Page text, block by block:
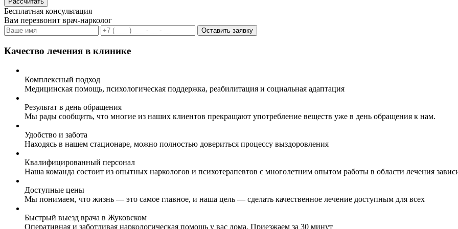
Бесплатная консультация
Вам перезвонит врач-нарколог
Оставить заявку
Качество лечения в клинике
Комплексный подход
Медицинская помощь, психологическая поддержка, реабилитация и социальная адаптация
Результат в день обращения
Мы рады сообщить, что многие из наших клиентов прекращают употребление веществ уже в день обращения к нам.
Удобство и забота
Находясь в нашем стационаре, можно полностью довериться процессу выздоровления
Квалифицированный персонал
Наша команда состоит из опытных наркологов и психотерапевтов с многолетним опытом работы в области лечения
Доступные цены
Мы понимаем, что жизнь — это самое главное, и наша цель — сделать качественное лечение доступным для всех
Быстрый выезд врача в Жуковском
Оперативная и заботливая наркологическая помощь у вас дома. Приезжаем за 30 минут